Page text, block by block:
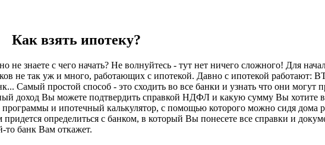
Как взять ипотеку?
знаете с чего начать? Не волнуйтесь - тут нет ничего сложного! Для
не так уж и много, работающих с ипотекой. Давно с ипотекой работают:
Самый простой способ - это сходить во все банки и узнать что они могут
доход Вы можете подтвердить справкой НДФЛ и какую сумму Вы хотите
программы и ипотечный калькулятор, с помощью которого можно сидя дома
определиться с банком, в который Вы понесете все справки и
то банк Вам откажет.